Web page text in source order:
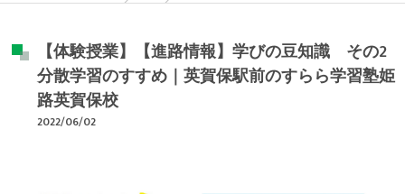
【体験授業】【進路情報】学びの豆知識 その2
分散学習のすすめ｜英賀保駅前のすらら学習塾姫
路英賀保校
2022/06/02